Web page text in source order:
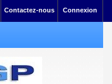
Connexion
Contactez-nous